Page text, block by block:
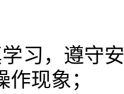
习，遵守
现象；